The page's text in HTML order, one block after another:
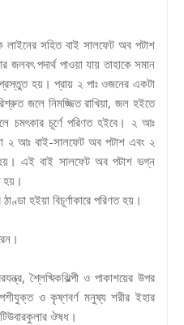
লাইনের সহিত বাই সালফেট অব পটাশ
জলবৎ পদার্থ পাওয়া যায় তাহাকে সমান
হয়। প্রায় ২ পাঃ ওজনের একটা
জলে নিমজ্জিত রাখিয়া, জল হইতে
চমৎকার চূর্ণে পরিণত হইবে। ২ আঃ
২ আঃ বাই-সালফেট অব পটাশ এবং ২
এই বাই সালফেট অব পটাশ ভগ্ন
হয়।
হইয়া বিচূর্ণাকারে পরিণত হয়।
শ্লৈষ্মিকঝিল্পী ও পাকাশয়ের উপর
ও কৃষ্ণবর্ণ মনুষ্য শরীর ইহার
ঔষধ।